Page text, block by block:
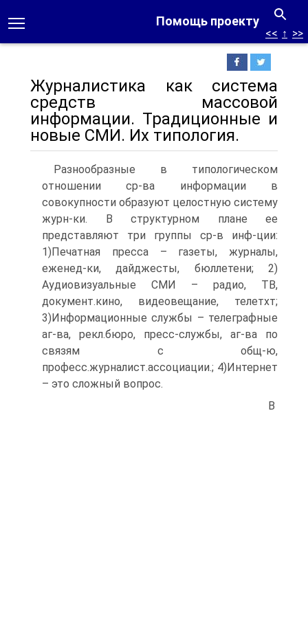
Помощь проекту
<< ↑ >>
Журналистика как система
средств массовой
информации. Традиционные и
новые СМИ. Их типология.
Разнообразные в типологическом
отношении ср-ва информации в
совокупности образуют целостную систему
журн-ки. В структурном плане ее
представляют три группы ср-в инф-ции:
1)Печатная пресса – газеты, журналы,
еженед-ки, дайджесты, бюллетени; 2)
Аудиовизуальные СМИ – радио, ТВ,
документ.кино, видеовещание, телетхт;
3)Информационные службы – телеграфные
аг-ва, рекл.бюро, пресс-службы, аг-ва по
связям с общ-ю,
професс.журналист.ассоциации.; 4)Интернет
– это сложный вопрос.
В